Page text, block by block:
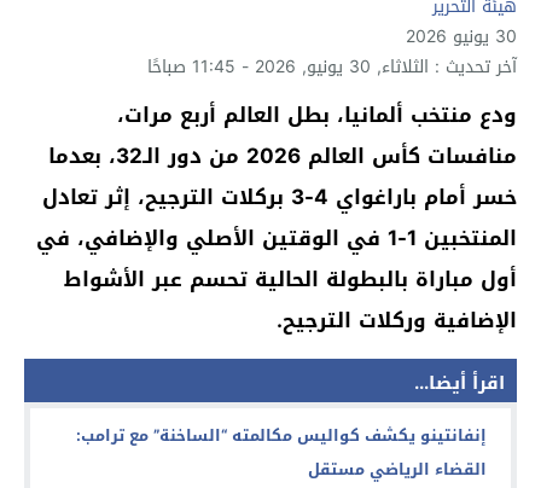
30 يونيو 2026
آخر تحديث : الثلاثاء, 30 يونيو, 2026 - 11:45 صباحًا
ودع منتخب ألمانيا، بطل العالم أربع مرات،
منافسات كأس العالم 2026 من دور الـ32، بعدما
خسر أمام باراغواي 4-3 بركلات الترجيح، إثر تعادل
المنتخبين 1-1 في الوقتين الأصلي والإضافي، في
أول مباراة بالبطولة الحالية تحسم عبر الأشواط
الإضافية وركلات الترجيح.
اقرأ أيضا...
إنفانتينو يكشف كواليس مكالمته “الساخنة” مع ترامب:
القضاء الرياضي مستقل